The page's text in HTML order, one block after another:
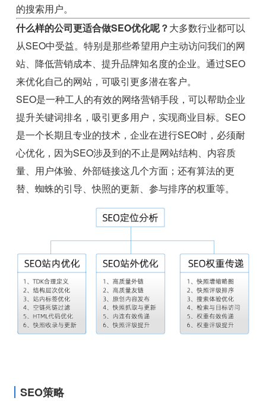
的搜索用户。
什么样的公司更适合做SEO优化呢？大多数行业都可以
从SEO中受益。特别是那些希望用户主动访问我们的网
站、降低营销成本、提升品牌知名度的企业。通过SEO
来优化自己的网站，可吸引更多潜在客户。
SEO是一种工人的有效的网络营销手段，可以帮助企业
提升关键词排名，吸引更多用户，实现商业目标。SEO
是一个长期且专业的技术，企业在进行SEO时，必须耐
心优化，因为SEO涉及到的不止是网站结构、内容质
量、用户体验、外部链接这几个方面；还有算法的更
替、蜘蛛的引导、快照的更新、参与排序的权重等。
SEO策略